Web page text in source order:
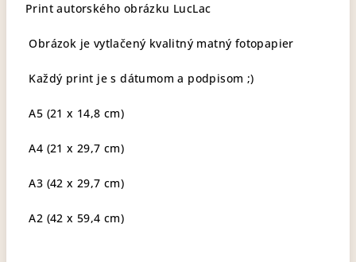
Print autorského obrázku LucLac
Obrázok je vytlačený kvalitný matný fotopapier
Každý print je s dátumom a podpisom ;)
A5 (21 x 14,8 cm)
A4 (21 x 29,7 cm)
A3 (42 x 29,7 cm)
A2 (42 x 59,4 cm)